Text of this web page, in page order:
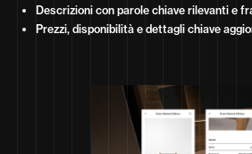
Descrizioni con parole chiave rilevanti e
Prezzi, disponibilità e dettagli chiave